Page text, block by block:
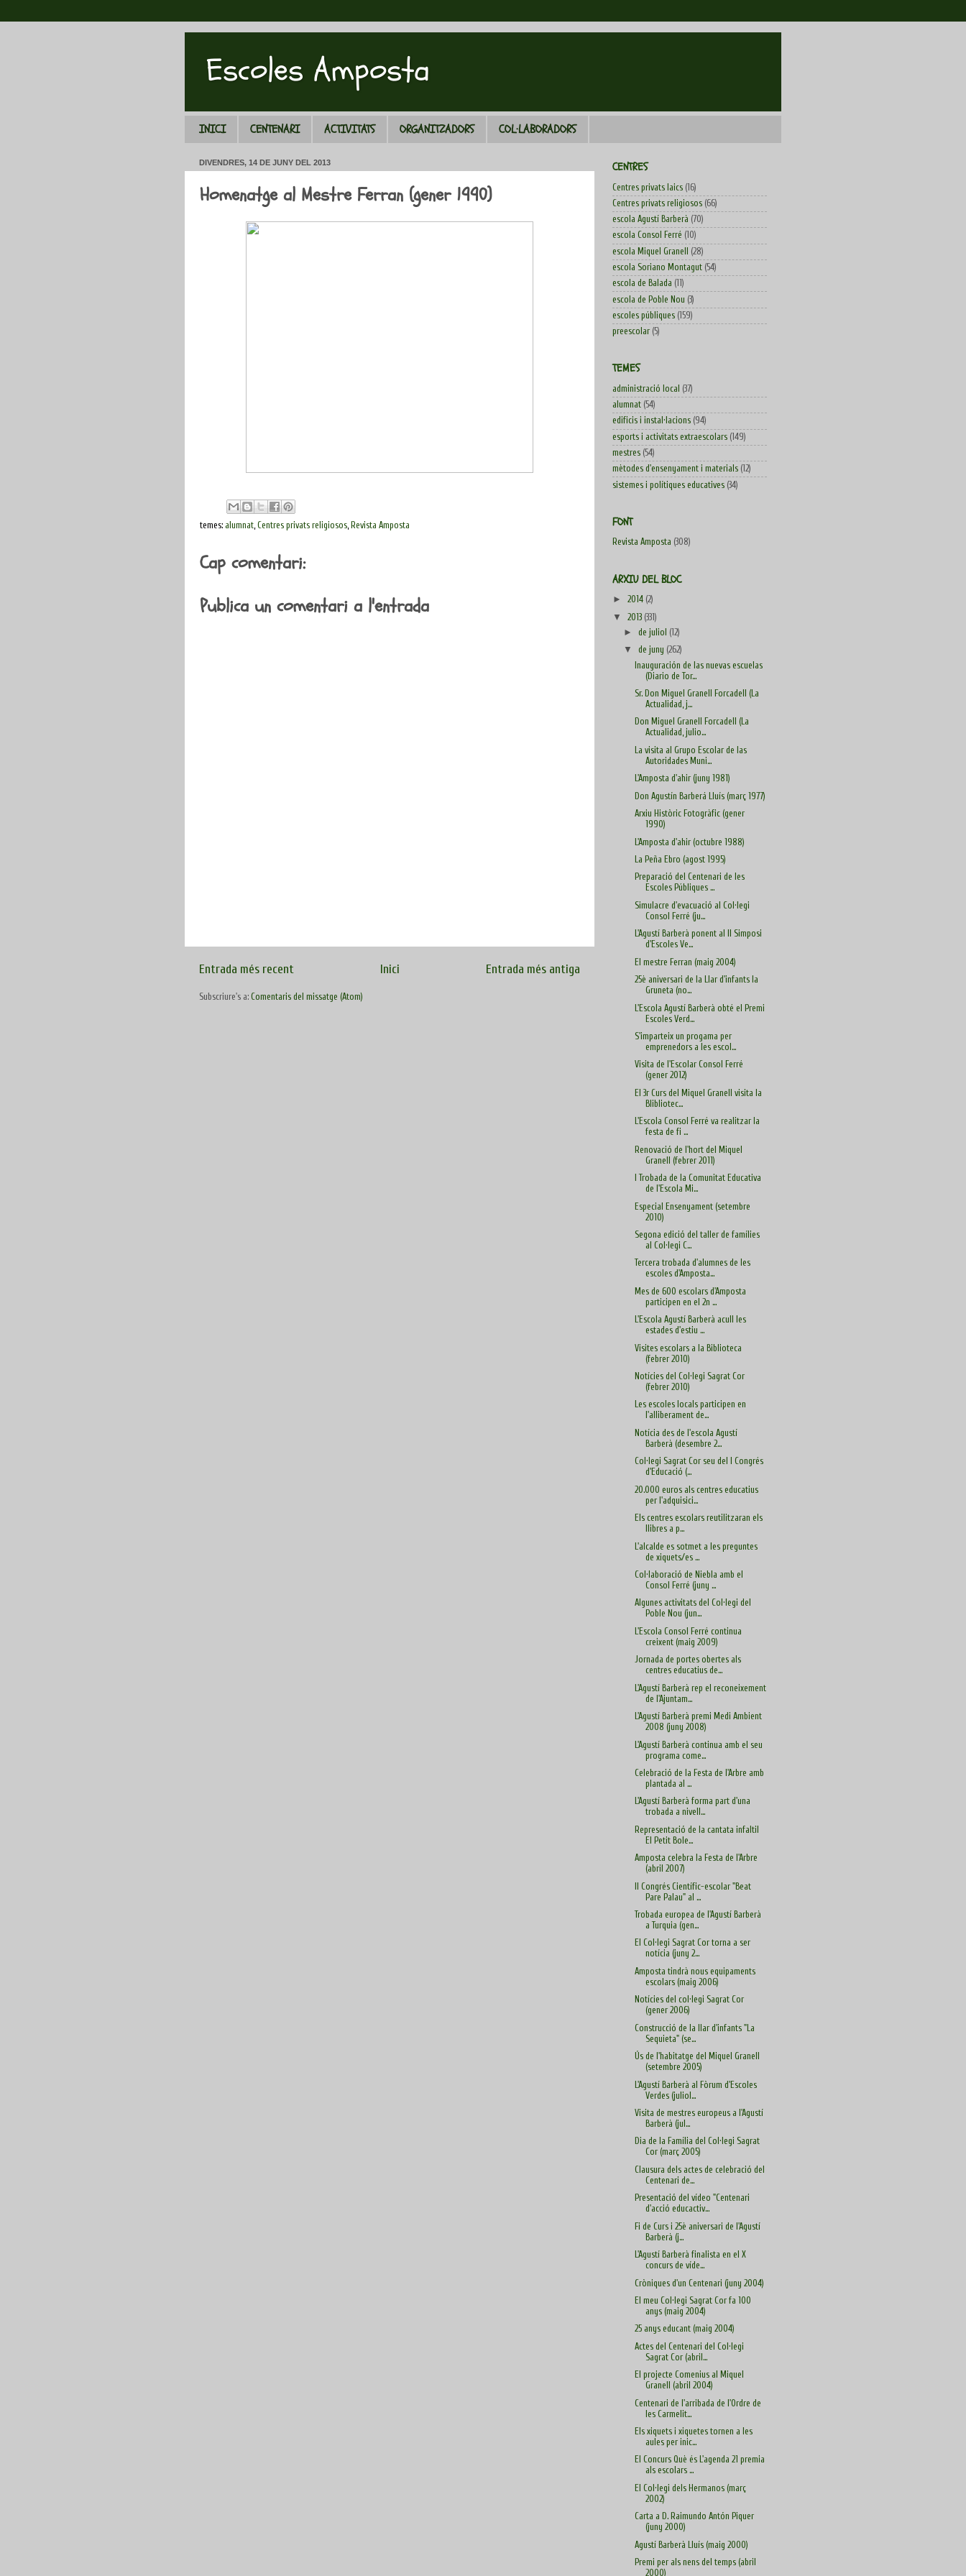
Escoles Amposta
INICI CENTENARI ACTIVITATS ORGANITZADORS COL·LABORADORS
DIVENDRES, 14 DE JUNY DEL 2013
Homenatge al Mestre Ferran (gener 1990)
temes: alumnat,Centres privats religiosos, Revista Amposta
Cap comentari:
Publica un comentari a l'entrada
Entrada més recent Entrada més antiga
Inici
Subscriure's a: Comentaris del missatge (Atom)
CENTRES
Centres privats laics (16)
Centres privats religiosos (66)
escola Agustí Barberà (70)
escola Consol Ferré (10)
escola Miquel Granell
(28)
escola Soriano Montagut (54)
escola de Balada (11)
escola de Poble Nou (3)
escoles públiques (159)
preescolar (5)
TEMES
administració local (37)
alumnat (54)
edificis i instal·lacions (94)
esports i activitats extraescolars (149)
mestres (54)
mètodes d'ensenyament i materials (12)
sistemes i polítiques educatives (34)
FONT
Revista Amposta (308)
ARXIU DEL BLOC
► 2014 (2)
▼ 2013 (331)
►de juliol (12)
▼de juny (262)
Inauguración de las nuevas escuelas
(Diario de Tor...
Sr. Don Miguel Granell Forcadell (La
Actualidad, j...
Don Miguel Granell Forcadell (La
Actualidad, julio...
La visita al Grupo Escolar de las
Autoridades Muni...
L'Amposta d'ahir (juny 1981)
Don Agustín Barberá Lluís (març 1977)
Arxiu Històric Fotogràfic (gener
1990)
L'Amposta d'ahir (octubre 1988)
La Peña Ebro (agost 1995)
Preparació del Centenari de les
Escoles Públiques ...
Simulacre d'evacuació al Col·legi
Consol Ferré (ju...
L'Agustí Barberà ponent al II Simposi
d'Escoles Ve...
El mestre Ferran (maig 2004)
25è aniversari de la Llar d'infants la
Gruneta (no...
L'Escola Agustí Barberà obté el Premi
Escoles Verd...
S'imparteix un progama per
emprenedors a les escol...
Visita de l'Escolar Consol Ferré
(gener 2012)
El 3r Curs del Miquel Granell visita la
Blibliotec...
L'Escola Consol Ferré va realitzar la
festa de fi ...
Renovació de l'hort del Miquel
Granell (febrer 2011)
I Trobada de la Comunitat Educativa
de l'Escola Mi...
Especial Ensenyament (setembre
2010)
Segona edició del taller de famílies
al Col·legi C...
Tercera trobada d'alumnes de les
escoles d'Amposta...
Mes de 600 escolars d'Amposta
participen en el 2n ...
L'Escola Agustí Barberà acull les
estades d'estiu ...
Visites escolars a la Biblioteca
(febrer 2010)
Notícies del Col·legi Sagrat Cor
(febrer 2010)
Les escoles locals participen en
l'alliberament de...
Notícia des de l'escola Agustí
Barberà (desembre 2...
Col·legi Sagrat Cor seu del I Congrés
d'Educació (...
20.000 euros als centres educatius
per l'adquisici...
Els centres escolars reutilitzaran els
llibres a p...
L'alcalde es sotmet a les preguntes
de xiquets/es ...
Col·laboració de Niebla amb el
Consol Ferré (juny ...
Algunes activitats del Col·legi del
Poble Nou (jun...
L'Escola Consol Ferré continua
creixent (maig 2009)
Jornada de portes obertes als
centres educatius de...
L'Agustí Barberà rep el reconeixement
de l'Ajuntam...
L'Agustí Barberà premi Medi Ambient
2008 (juny 2008)
L'Agustí Barberà continua amb el seu
programa come...
Celebració de la Festa de l'Arbre amb
plantada al ...
L'Agustí Barberà forma part d'una
trobada a nivell...
Representació de la cantata infaltil
El Petit Bole...
Amposta celebra la Festa de l'Arbre
(abril 2007)
II Congrés Científic-escolar "Beat
Pare Palau" al ...
Trobada europea de l'Agustí Barberà
a Turquia (gen...
El Col·legi Sagrat Cor torna a ser
notícia (juny 2...
Amposta tindrà nous equipaments
escolars (maig 2006)
Notícies del col·legi Sagrat Cor
(gener 2006)
Construcció de la llar d'infants "La
Sequieta" (se...
Ús de l'habitatge del Miquel Granell
(setembre 2005)
L'Agustí Barberà al Fòrum d'Escoles
Verdes (juliol...
Visita de mestres europeus a l'Agustí
Barberà (jul...
Dia de la Família del Col·legi Sagrat
Cor (març 2005)
Clausura dels actes de celebració del
Centenari de...
Presentació del vídeo "Centenari
d'acció educactiv...
Fi de Curs i 25è aniversari de l'Agustí
Barberà (j...
L'Agustí Barberà finalista en el X
concurs de víde...
Cròniques d'un Centenari (juny 2004)
El meu Col·legi Sagrat Cor fa 100
anys (maig 2004)
25 anys educant (maig 2004)
Actes del Centenari del Col·legi
Sagrat Cor (abril...
El projecte Comenius al Miquel
Granell (abril 2004)
Centenari de l'arribada de l'Ordre de
les Carmelit...
Els xiquets i xiquetes tornen a les
aules per inic...
El Concurs Què és L'agenda 21 premia
als escolars ...
El Col·legi dels Hermanos (març
2002)
Carta a D. Raimundo Antón Piquer
(juny 2000)
Agustí Barberà Lluís (maig 2000)
Premi per als nens del temps (abril
2000)